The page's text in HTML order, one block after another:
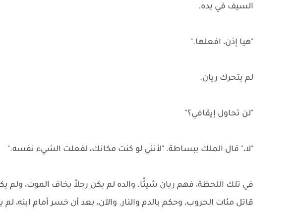
السيف في يده.
"هيا إذن، افعلها."
لم يتحرك ريان.
"لن تحاول إيقافي؟"
"لا،" قال الملك ببساطة. "لأنني لو كنت مكانك، لفعلت الشيء نفسه."
في تلك اللحظة، فهم ريان شيئًا. والده لم يكن رجلاً يخاف الموت، ولم
قاتل مئات الحروب، وحكم بالدم والنار. والآن، بعد أن خسر أمام ابنه،